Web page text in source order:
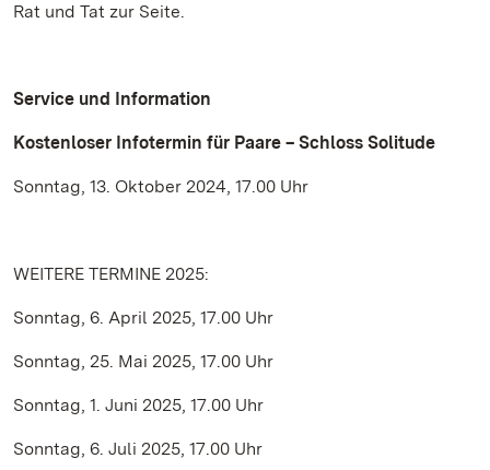
Rat und Tat zur Seite.
Service und Information
Kostenloser Infotermin für Paare – Schloss Solitude
Sonntag, 13. Oktober 2024, 17.00 Uhr
WEITERE TERMINE 2025:
Sonntag, 6. April 2025, 17.00 Uhr
Sonntag, 25. Mai 2025, 17.00 Uhr
Sonntag, 1. Juni 2025, 17.00 Uhr
Sonntag, 6. Juli 2025, 17.00 Uhr